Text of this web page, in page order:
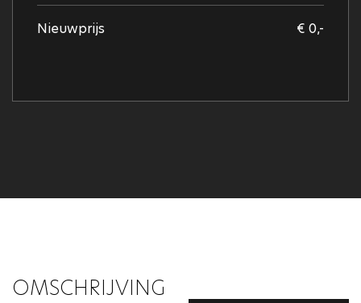
Nieuwprijs € 0,-
OMSCHRIJVING